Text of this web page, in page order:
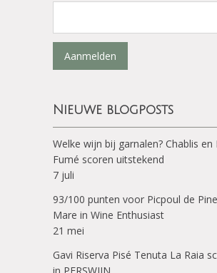
Aanmelden
Nieuwe blogposts
Welke wijn bij garnalen? Chablis en
Fumé scoren uitstekend
7 juli
93/100 punten voor Picpoul de
Mare in Wine Enthusiast
21 mei
Gavi Riserva Pisé Tenuta La Raia
in PERSWIJN